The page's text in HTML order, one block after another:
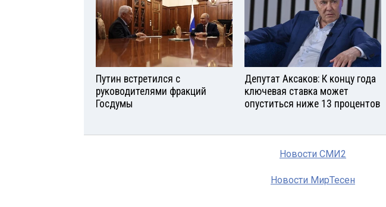
Путин встретился с
руководителями фракций
Госдумы
Депутат Аксаков: К концу года
ключевая ставка может
опуститься ниже 13 процентов
Новости СМИ2
Новости МирТесен